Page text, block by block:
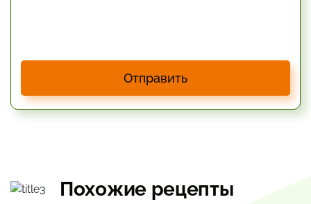
Отправить
Похожие рецепты